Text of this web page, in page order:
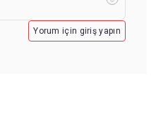
Yorum için giriş yapın